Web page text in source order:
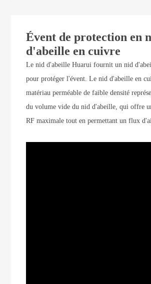
Évent de protection en
d'abeille en cuivre
Le nid d'abeille Huarui fournit un nid
pour protéger l'évent. Le nid d'abeille en
matériau perméable de faible densité
du volume vide du nid d'abeille, qui offre
RF maximale tout en permettant un flux